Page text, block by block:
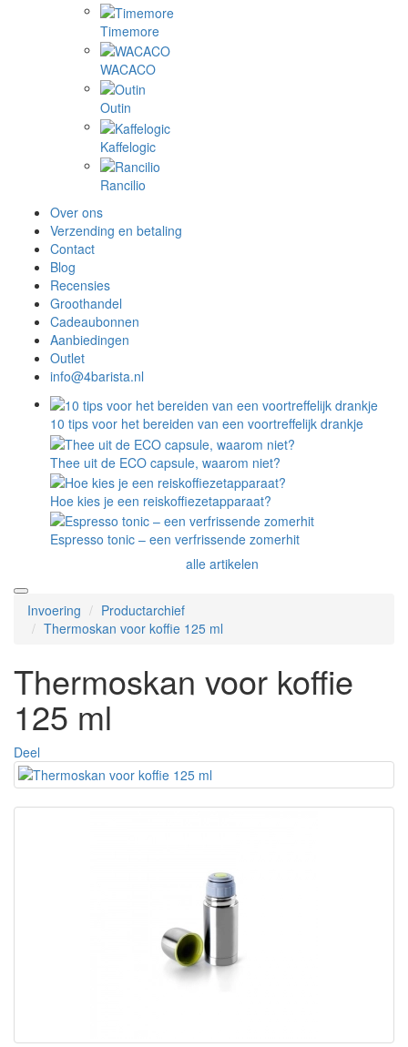
Timemore
WACACO
Outin
Kaffelogic
Rancilio
Over ons
Verzending en betaling
Contact
Blog
Recensies
Groothandel
Cadeaubonnen
Aanbiedingen
Outlet
info@4barista.nl
10 tips voor het bereiden van een voortreffelijk drankje
Thee uit de ECO capsule, waarom niet?
Hoe kies je een reiskoffiezetapparaat?
Espresso tonic – een verfrissende zomerhit
alle artikelen
Invoering
Productarchief
Thermoskan voor koffie 125 ml
Thermoskan voor koffie
125 ml
Deel